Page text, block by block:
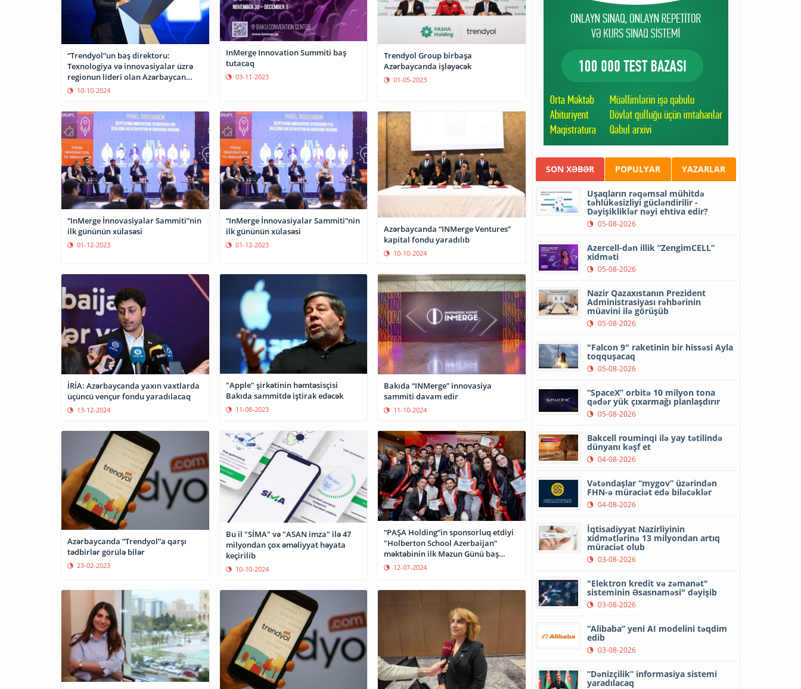
“Trendyol”un baş direktoru:
Texnologiya və innovasiyalar üzrə
regionun lideri olan Azərbaycan
bizim üçün mühüm bazardır
10-10-2024
InMerge Innovation Summiti baş
tutacaq
03-11-2023
Trendyol Group birbaşa
Azərbaycanda işləyəcək
01-05-2023
“InMerge İnnovasiyalar Sammiti”nin
ilk gününün xülasəsi
01-12-2023
“InMerge İnnovasiyalar Sammiti”nin
ilk gününün xülasəsi
01-12-2023
Azərbaycanda “INMerge Ventures”
kapital fondu yaradılıb
10-10-2024
İRİA: Azərbaycanda yaxın vaxtlarda
üçüncü vençur fondu yaradılacaq
13-12-2024
"Apple" şirkətinin həmtəsisçisi
Bakıda sammitdə iştirak edəcək
11-08-2023
Bakıda “INMerge” innovasiya
sammiti davam edir
11-10-2024
Azərbaycanda “Trendyol”a qarşı
tədbirlər görülə bilər
23-02-2023
Bu il "SİMA" və "ASAN imza" ilə 47
milyondan çox əməliyyat həyata
keçirilib
10-10-2024
“PAŞA Holding”in sponsorluq etdiyi
"Holberton School Azerbaijan”
məktəbinin ilk Məzun Günü baş
tutub12-07-2024
SON XƏBƏR POPULYAR YAZARLAR
Uşaqların rəqəmsal mühitdə
təhlükəsizliyi gücləndirilir -
Dəyişikliklər nəyi ehtiva edir?
05-08-2026
Azercell-dən illik “ZengimCELL”
xidməti
05-08-2026
Nazir Qazaxıstanın Prezident
Administrasiyası rəhbərinin
müavini ilə görüşüb
05-08-2026
"Falcon 9" raketinin bir hissəsi Ayla
toqquşacaq
05-08-2026
“SpaceX” orbitə 10 milyon tona
qədər yük çıxarmağı planlaşdırır
05-08-2026
Bakcell rouminqi ilə yay tətilində
dünyanı kəşf et
04-08-2026
Vətəndaşlar “mygov” üzərindən
FHN-ə müraciət edə biləcəklər
04-08-2026
İqtisadiyyat Nazirliyinin
xidmətlərinə 13 milyondan artıq
müraciət olub
03-08-2026
"Elektron kredit və zəmanət"
sisteminin Əsasnaməsi" dəyişib
03-08-2026
“Alibaba” yeni AI modelini təqdim
edib
03-08-2026
“Dənizçilik” informasiya sistemi
yaradılacaq